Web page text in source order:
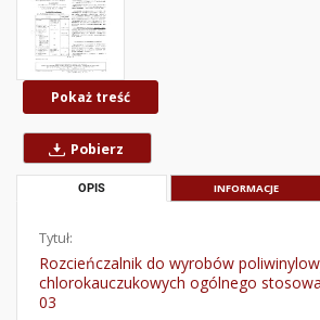
Pokaż treść
Pobierz
OPIS INFORMACJE
Tytuł:
Rozcieńczalnik do wyrobów
chlorokauczukowych ogólnego
03